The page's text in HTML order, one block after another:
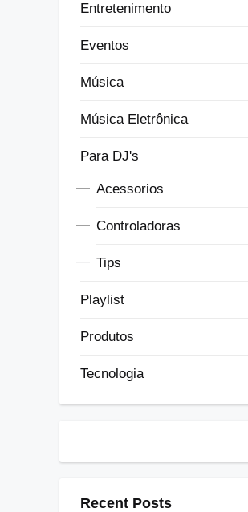
Entretenimento
Eventos
Música
Música Eletrônica
Para DJ's
Acessorios
Controladoras
Tips
Playlist
Produtos
Tecnologia
Recent Posts